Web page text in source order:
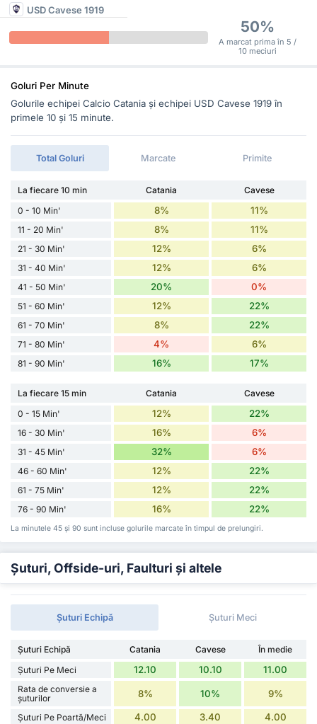
USD Cavese 1919
50%
A marcat prima în 5 /
10 meciuri
Goluri Per Minute
Golurile echipei Calcio Catania și echipei USD Cavese 1919 în
primele 10 și 15 minute.
Total Goluri Marcate Primite
La fiecare 10 min Catania
Cavese
0 - 10 Min'
8% 11%
11 - 20 Min' 8% 11%
21 - 30 Min' 12% 6%
31 - 40 Min' 12% 6%
41 - 50 Min' 20% 0%
51 - 60 Min' 12% 22%
61 - 70 Min' 8% 22%
71 - 80 Min' 4% 6%
81 - 90 Min' 16% 17%
La fiecare 15 min Catania
Cavese
0 - 15 Min'
12% 22%
16 - 30 Min' 16% 6%
31 - 45 Min' 32% 6%
46 - 60 Min' 12% 22%
61 - 75 Min' 12% 22%
76 - 90 Min' 16% 22%
La minutele 45 și 90 sunt incluse golurile marcate în timpul de prelungiri.
Șuturi, Offside-uri, Faulturi și altele
Șuturi Echipă Șuturi Meci
Șuturi Echipă Catania Cavese
În medie
Șuturi Pe Meci
12.10 10.10 11.00
Rata de conversie a
șuturilor
8% 10% 9%
Șuturi Pe Poartă/Meci 4.00 3.40 4.00